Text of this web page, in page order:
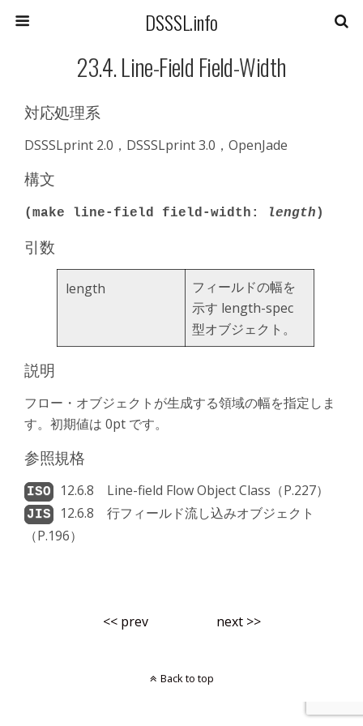
DSSSL.info
23.4. Line-Field Field-Width
対応処理系
DSSSLprint 2.0，DSSSLprint 3.0，OpenJade
構文
(make line-field field-width: length )
引数
length
フィールドの幅を
示す length-spec
型オブジェクト。
説明
フロー・オブジェクトが生成する領域の幅を指定しま
す。初期値は 0pt です。
参照規格
12.6.8 Line-field Flow Object Class（P.227）
12.6.8 行フィールド流し込みオブジェクト
（P.196）
<< prev next >>
Back to top